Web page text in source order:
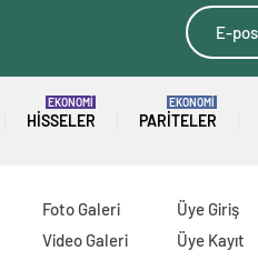
HISSELER
EKONOMİ
PARITELER
EKONOMİ
Foto Galeri
Video Galeri
Üye Giriş
Üye Kayıt